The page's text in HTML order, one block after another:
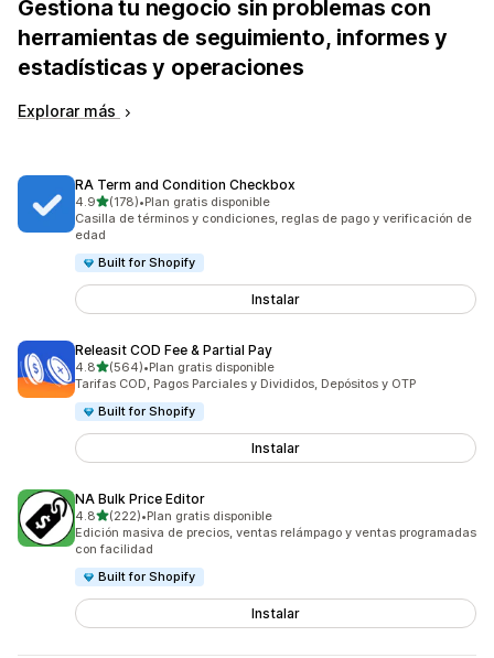
Gestiona tu negocio sin problemas con
herramientas de seguimiento, informes y
estadísticas y operaciones
Explorar más
RA Term and Condition Checkbox
4.9de 5 estrellas
(178)
178 reseñas en total
•Plan gratis disponible
Casilla de términos y condiciones, reglas de pago y verificación de
edad
Built for Shopify
Instalar
Releasit COD Fee & Partial Pay
4.8de 5 estrellas
(564)
564 reseñas en total
•Plan gratis disponible
Tarifas COD, Pagos Parciales y Divididos, Depósitos y OTP
Built for Shopify
Instalar
NA Bulk Price Editor
4.8de 5 estrellas
(222)
222 reseñas en total
•Plan gratis disponible
Edición masiva de precios, ventas relámpago y ventas programadas
con facilidad
Built for Shopify
Instalar